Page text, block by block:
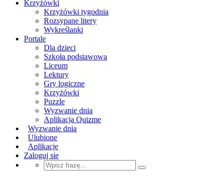
Krzyżówki
Krzyżówki tygodnia
Rozsypane litery
Wykreślanki
Portale
Dla dzieci
Szkoła podstawowa
Liceum
Lektury
Gry logiczne
Krzyżówki
Puzzle
Wyzwanie dnia
Aplikacja Quizme
Wyzwanie dnia
Ulubione
Aplikacje
Zaloguj się